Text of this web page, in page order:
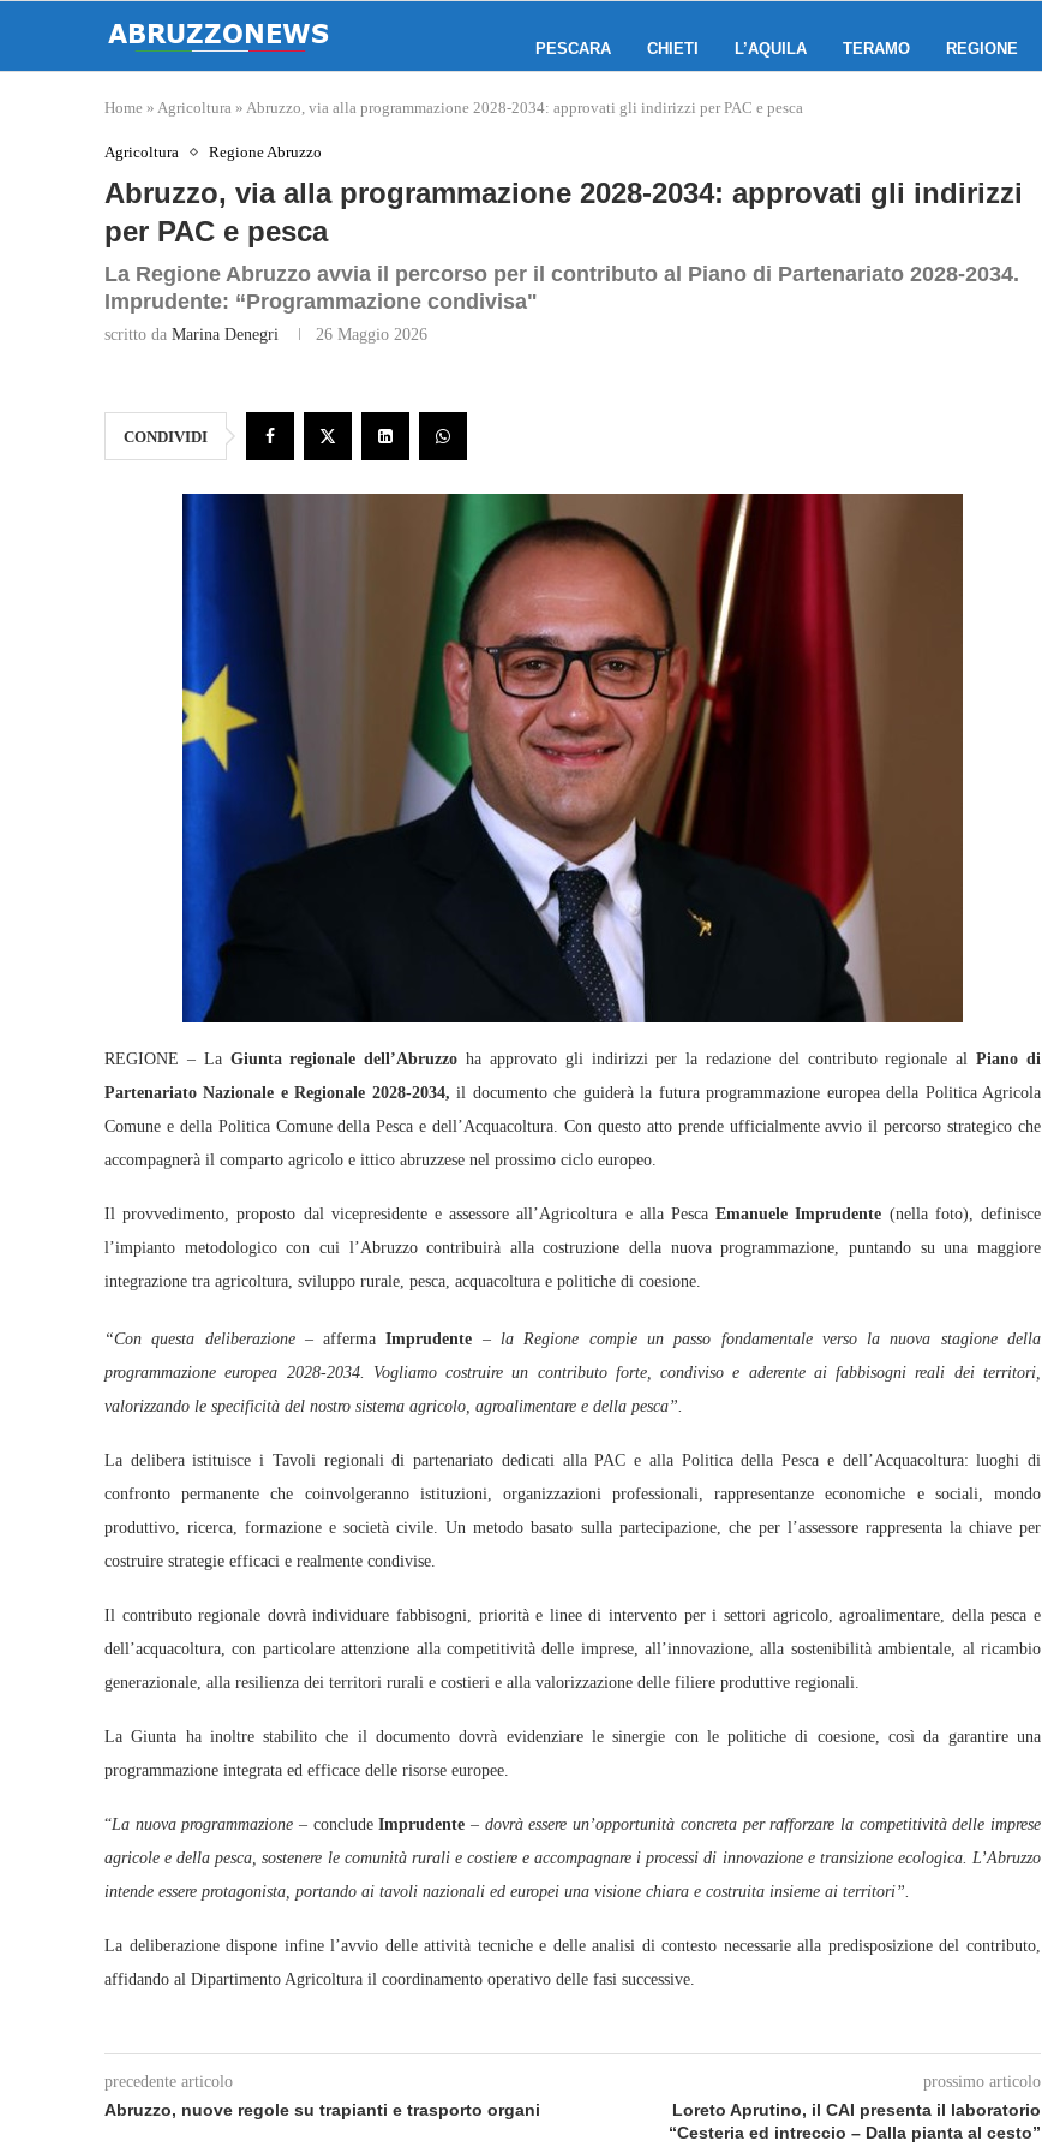
PESCARA CHIETI L’AQUILA TERAMO REGIONE
Home » Agricoltura » Abruzzo, via alla programmazione 2028-2034: approvati gli indirizzi per PAC e pesca
Agricoltura Regione Abruzzo
Abruzzo, via alla programmazione 2028-2034: approvati gli indirizzi
per PAC e pesca
La Regione Abruzzo avvia il percorso per il contributo al Piano di Partenariato 2028-2034.
Imprudente: “Programmazione condivisa"
scritto da Marina Denegri 26 Maggio 2026
CONDIVIDI
REGIONE – La Giunta regionale dell’Abruzzo ha approvato gli indirizzi per la redazione del contributo regionale al Piano di
Partenariato Nazionale e Regionale 2028-2034, il documento che guiderà la futura programmazione europea della Politica Agricola
Comune e della Politica Comune della Pesca e dell’Acquacoltura. Con questo atto prende ufficialmente avvio il percorso strategico che
accompagnerà il comparto agricolo e ittico abruzzese nel prossimo ciclo europeo.
Il provvedimento, proposto dal vicepresidente e assessore all’Agricoltura e alla Pesca Emanuele Imprudente (nella foto), definisce
l’impianto metodologico con cui l’Abruzzo contribuirà alla costruzione della nuova programmazione, puntando su una maggiore
integrazione tra agricoltura, sviluppo rurale, pesca, acquacoltura e politiche di coesione.
“Con questa deliberazione– affermaImprudente –la Regione compie un passo fondamentale verso la nuova stagione della
programmazione europea 2028-2034. Vogliamo costruire un contributo forte, condiviso e aderente ai fabbisogni reali dei territori,
valorizzando le specificità del nostro sistema agricolo, agroalimentare e della pesca”.
La delibera istituisce i Tavoli regionali di partenariato dedicati alla PAC e alla Politica della Pesca e dell’Acquacoltura: luoghi di
confronto permanente che coinvolgeranno istituzioni, organizzazioni professionali, rappresentanze economiche e sociali, mondo
produttivo, ricerca, formazione e società civile. Un metodo basato sulla partecipazione, che per l’assessore rappresenta la chiave per
costruire strategie efficaci e realmente condivise.
Il contributo regionale dovrà individuare fabbisogni, priorità e linee di intervento per i settori agricolo, agroalimentare, della pesca e
dell’acquacoltura, con particolare attenzione alla competitività delle imprese, all’innovazione, alla sostenibilità ambientale, al ricambio
generazionale, alla resilienza dei territori rurali e costieri e alla valorizzazione delle filiere produttive regionali.
La Giunta ha inoltre stabilito che il documento dovrà evidenziare le sinergie con le politiche di coesione, così da garantire una
programmazione integrata ed efficace delle risorse europee.
“La nuova programmazione – concludeImprudente – dovrà essere un’opportunità concreta per rafforzare la competitività delle imprese
agricole e della pesca, sostenere le comunità rurali e costiere e accompagnare i processi di innovazione e transizione ecologica. L’Abruzzo
intende essere protagonista, portando ai tavoli nazionali ed europei una visione chiara e costruita insieme ai territori”.
La deliberazione dispone infine l’avvio delle attività tecniche e delle analisi di contesto necessarie alla predisposizione del contributo,
affidando al Dipartimento Agricoltura il coordinamento operativo delle fasi successive.
precedente articolo
Abruzzo, nuove regole su trapianti e trasporto organi
prossimo articolo
Loreto Aprutino, il CAI presenta il laboratorio
“Cesteria ed intreccio – Dalla pianta al cesto”